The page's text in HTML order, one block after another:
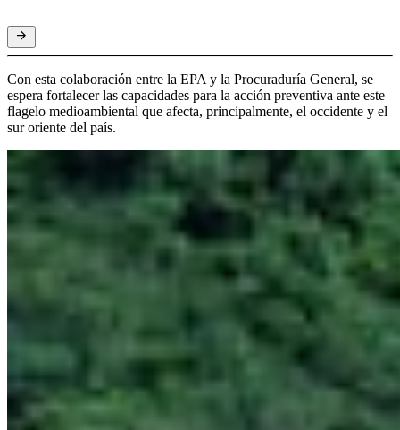
Con esta colaboración entre la EPA y la Procuraduría General, se
espera fortalecer las capacidades para la acción preventiva ante este
flagelo medioambiental que afecta, principalmente, el occidente y el
sur oriente del país.